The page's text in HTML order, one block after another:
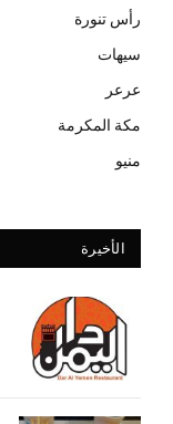
رأس تنورة
سيهات
عرعر
مكة المكرمة
منيو
الأخيرة